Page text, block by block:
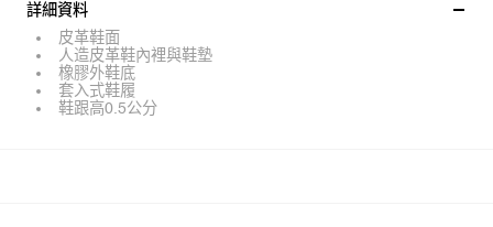
詳細資料
皮革鞋面
人造皮革鞋內裡與鞋墊
橡膠外鞋底
套入式鞋履
鞋跟高0.5公分